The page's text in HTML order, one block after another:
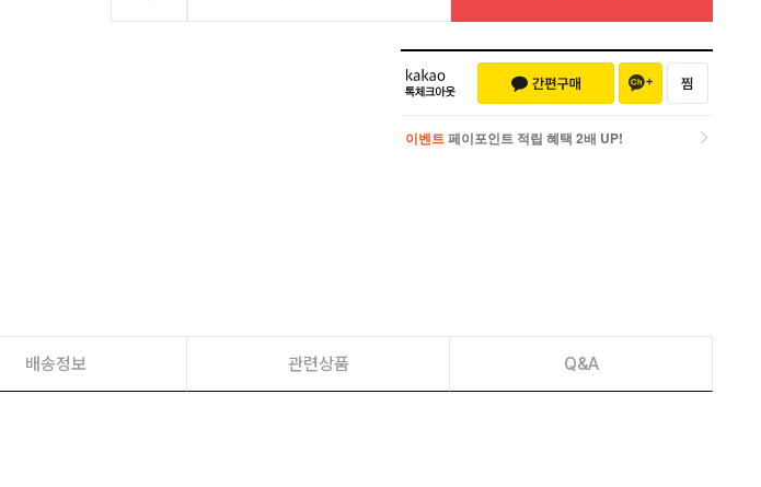
이벤트 페이포인트 적립 혜택 2배 UP!
배송정보 관련상품 Q&A